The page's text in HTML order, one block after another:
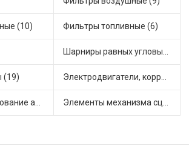
(10) Фильтры топливные (6)
Шарниры равных угловых скоростей, приводные валы (1)
(19) Электродвигатели, корректоры и приводы автомобильн (20)
Электрооборудование автомобилей (21) Элементы механизма сцепления (63)